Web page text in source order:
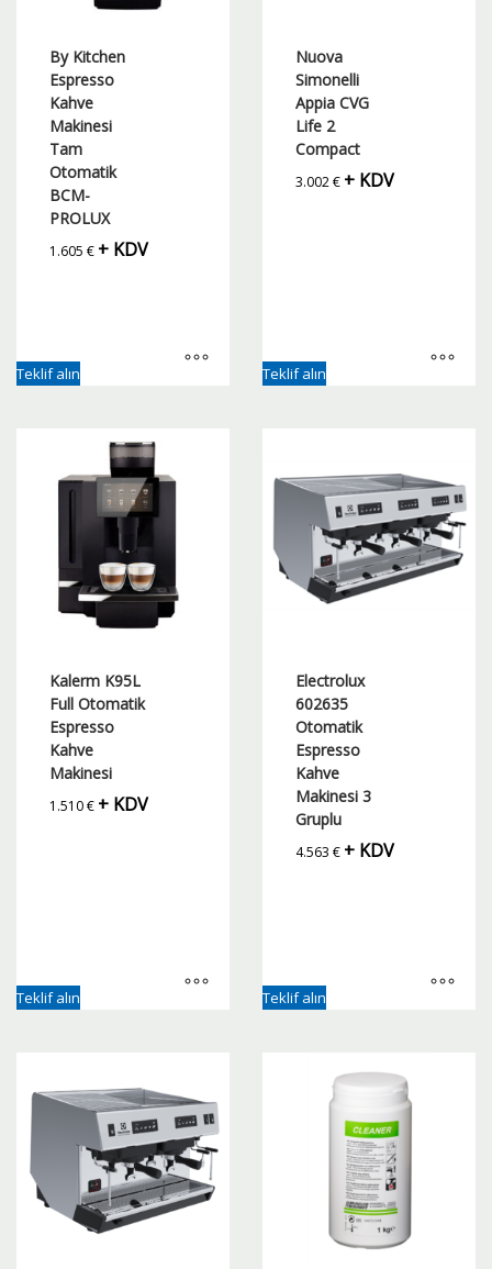
By Kitchen
Espresso
Kahve
Makinesi
Tam
Otomatik
BCM-
PROLUX
1.605 € + KDV
Teklif alın
Nuova
Simonelli
Appia CVG
Life 2
Compact
3.002€ + KDV
Teklif alın
Kalerm K95L
Full Otomatik
Espresso
Kahve
Makinesi
1.510€ + KDV
Teklif alın
Electrolux
602635
Otomatik
Espresso
Kahve
Makinesi 3
Gruplu
4.563 € + KDV
Teklif alın